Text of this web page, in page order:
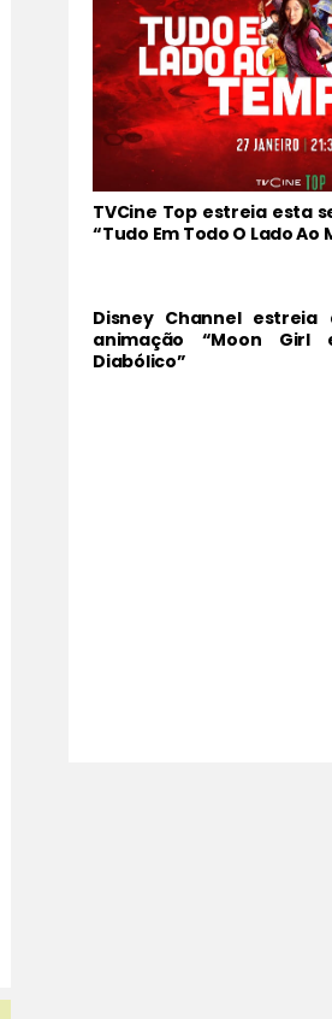
TVCine Top estreia esta
“Tudo Em Todo O Lado Ao
Disney Channel
animação “Moon Girl
Diabólico”